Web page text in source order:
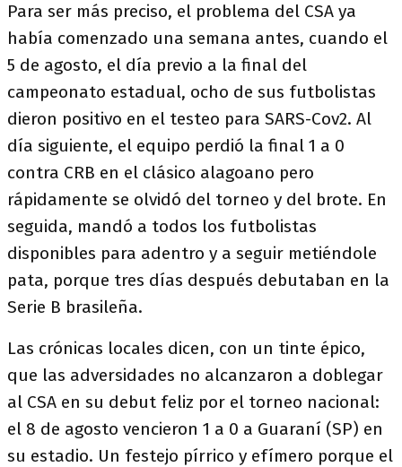
Para ser más preciso, el problema del CSA ya
había comenzado una semana antes, cuando el
5 de agosto, el día previo a la final del
campeonato estadual, ocho de sus futbolistas
dieron positivo en el testeo para SARS-Cov2. Al
día siguiente, el equipo perdió la final 1 a 0
contra CRB en el clásico alagoano pero
rápidamente se olvidó del torneo y del brote. En
seguida, mandó a todos los futbolistas
disponibles para adentro y a seguir metiéndole
pata, porque tres días después debutaban en la
Serie B brasileña.
Las crónicas locales dicen, con un tinte épico,
que las adversidades no alcanzaron a doblegar
al CSA en su debut feliz por el torneo nacional:
el 8 de agosto vencieron 1 a 0 a Guaraní (SP) en
su estadio. Un festejo pírrico y efímero porque el